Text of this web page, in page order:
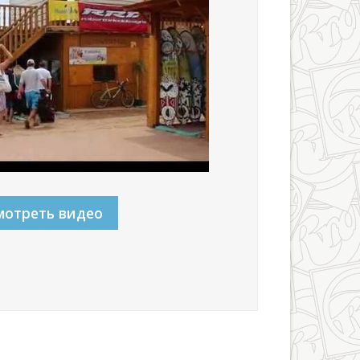
видео